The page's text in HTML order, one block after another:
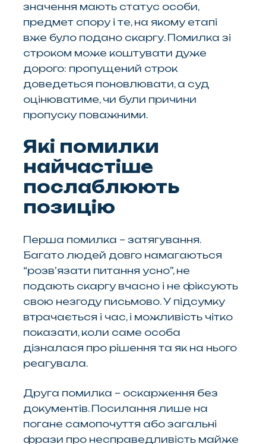
значення мають статус особи,
предмет спору і те, на якому етапі
вже було подано скаргу. Помилка зі
строком може коштувати дуже
дорого: пропущений строк
доведеться поновлювати, а суд
оцінюватиме, чи були причини
пропуску поважними.
Які помилки
найчастіше
послаблюють
позицію
Перша помилка – затягування.
Багато людей довго намагаються
“розв’язати питання усно”, не
подають скаргу вчасно і не фіксують
свою незгоду письмово. У підсумку
втрачається і час, і можливість чітко
показати, коли саме особа
дізналася про рішення та як на нього
реагувала.
Друга помилка – оскарження без
документів. Посилання лише на
погане самопочуття або загальні
фрази про несправедливість майже